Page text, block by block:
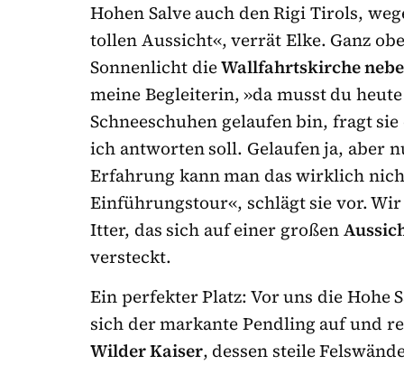
Hohen Salve auch den Rigi Tirols,
tollen Aussicht«, verrät Elke. Ganz
Sonnenlicht dieWallfahrtskirche
meine Begleiterin, »da musst du
Schneeschuhen gelaufen bin, fragt
ich antworten soll. Gelaufen ja, aber
Erfahrung kann man das wirklich
Einführungstour«, schlägt sie vor.
Itter, das sich auf einer großen
versteckt.
Ein perfekter Platz: Vor uns die Hohe
sich der markante Pendling auf und
Wilder Kaiser, dessen steile